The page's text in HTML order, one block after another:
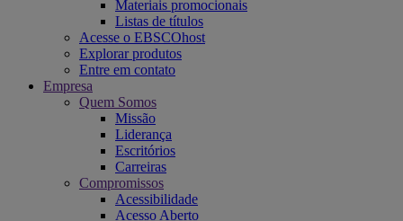
Materiais promocionais
Listas de títulos
Acesse o EBSCOhost
Explorar produtos
Entre em contato
Empresa
Quem Somos
Missão
Liderança
Escritórios
Carreiras
Compromissos
Acessibilidade
Acesso Aberto